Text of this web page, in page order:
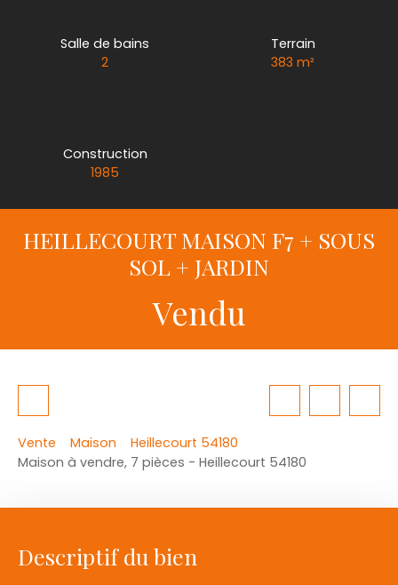
Salle de bains
2
Terrain
383m²
Construction
1985
HEILLECOURT MAISON F7 + SOUS
SOL + JARDIN
Vendu
Vente Maison
Heillecourt 54180
Maison à vendre, 7 pièces - Heillecourt 54180
Descriptif du bien